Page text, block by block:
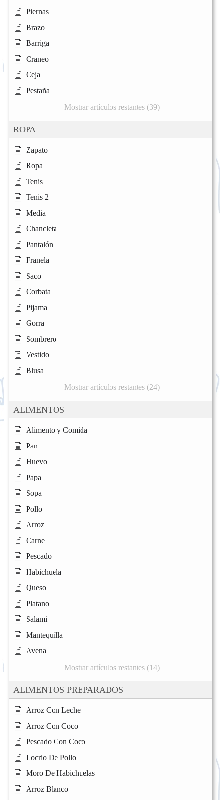
Piernas
Brazo
Barriga
Craneo
Ceja
Pestaña
Mostrar artículos restantes (39)
ROPA
Zapato
Ropa
Tenis
Tenis 2
Media
Chancleta
Pantalón
Franela
Saco
Corbata
Pijama
Gorra
Sombrero
Vestido
Blusa
Mostrar artículos restantes (24)
ALIMENTOS
Alimento y Comida
Pan
Huevo
Papa
Sopa
Pollo
Arroz
Carne
Pescado
Habichuela
Queso
Platano
Salami
Mantequilla
Avena
Mostrar artículos restantes (14)
ALIMENTOS PREPARADOS
Arroz Con Leche
Arroz Con Coco
Pescado Con Coco
Locrio De Pollo
Moro De Habichuelas
Arroz Blanco